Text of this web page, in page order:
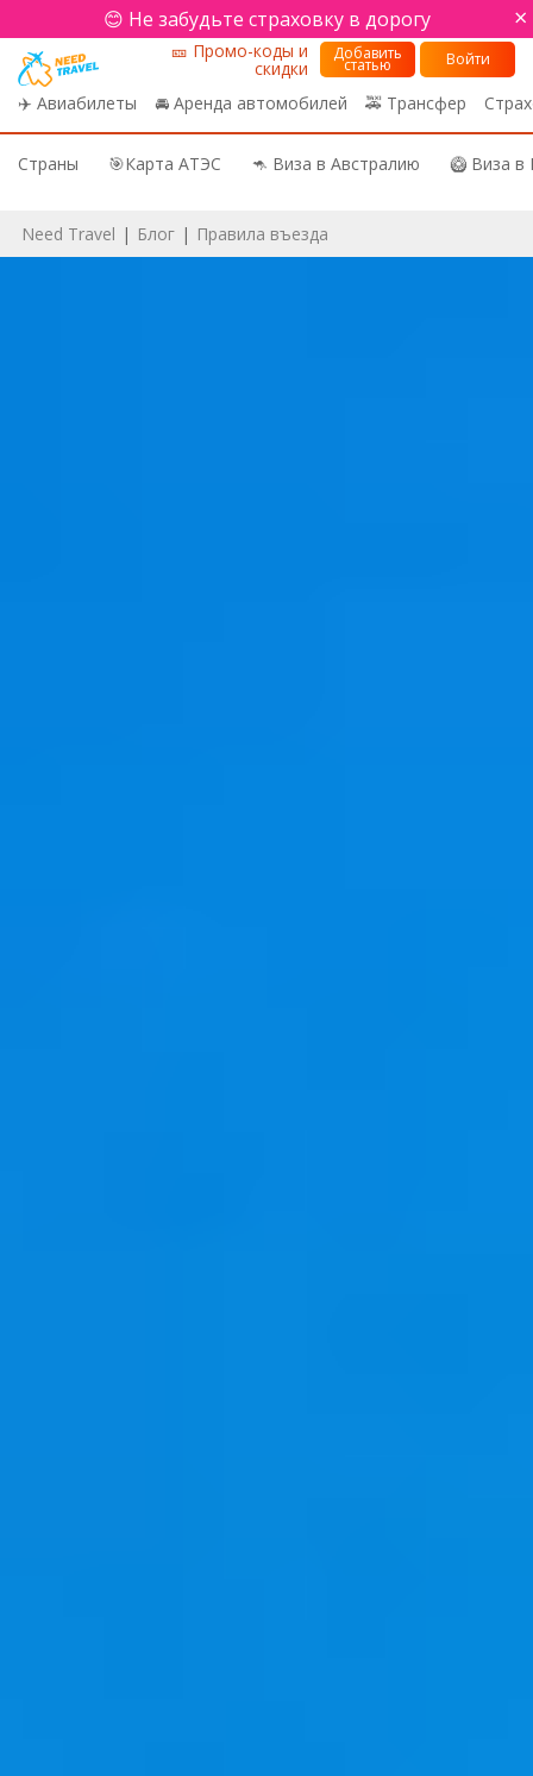
😊 Не забудьте страховку в дорогу ×
✈️ Авиабилеты 🚘 Аренда автомобилей 🚕 Трансфер
🎫 Промо-коды и
скидки
Добавить
статью Войти
Страны 🎯Карта АТЭС 🦘 Виза в Австралию 🥝 Виза
Need Travel | Блог | Правила въезда